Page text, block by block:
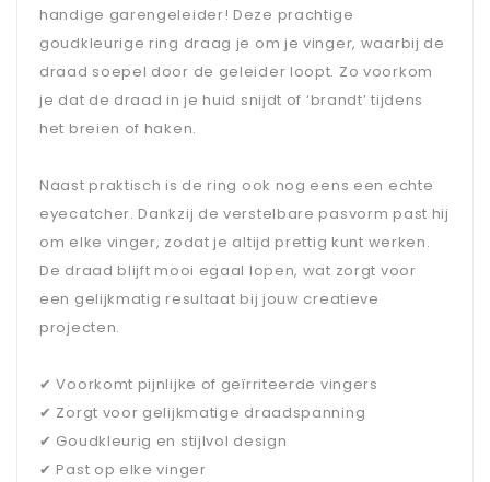
handige garengeleider! Deze prachtige
goudkleurige ring draag je om je vinger, waarbij de
draad soepel door de geleider loopt. Zo voorkom
je dat de draad in je huid snijdt of ‘brandt’ tijdens
het breien of haken.
Naast praktisch is de ring ook nog eens een echte
eyecatcher. Dankzij de verstelbare pasvorm past hij
om elke vinger, zodat je altijd prettig kunt werken.
De draad blijft mooi egaal lopen, wat zorgt voor
een gelijkmatig resultaat bij jouw creatieve
projecten.
✔ Voorkomt pijnlijke of geïrriteerde vingers
✔ Zorgt voor gelijkmatige draadspanning
✔ Goudkleurig en stijlvol design
✔ Past op elke vinger